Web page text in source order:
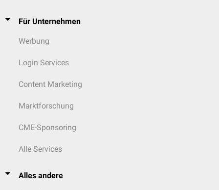
Für Unternehmen
Werbung
Login Services
Content Marketing
Marktforschung
CME-Sponsoring
Alle Services
Alles andere